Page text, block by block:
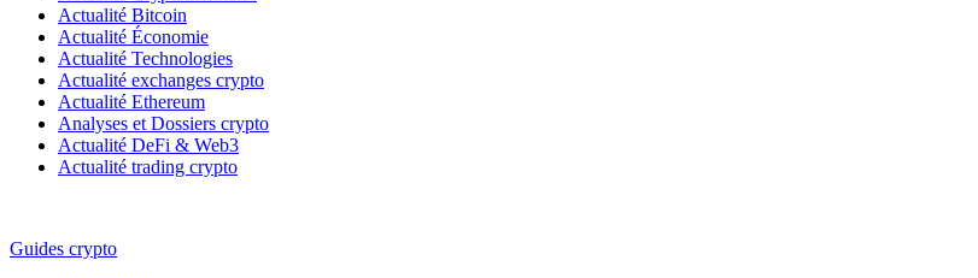
Actualité Bitcoin
Actualité Économie
Actualité Technologies
Actualité exchanges crypto
Actualité Ethereum
Analyses et Dossiers crypto
Actualité DeFi & Web3
Actualité trading crypto
Guides crypto